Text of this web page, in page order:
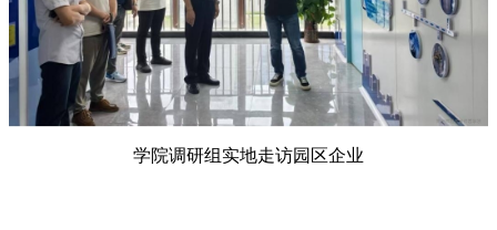
学院调研组实地走访园区企业